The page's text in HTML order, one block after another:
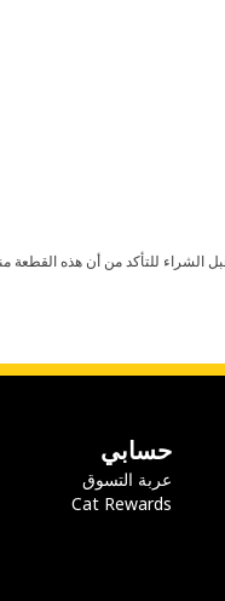
حسابي
عربة التسوق
Cat Rewards